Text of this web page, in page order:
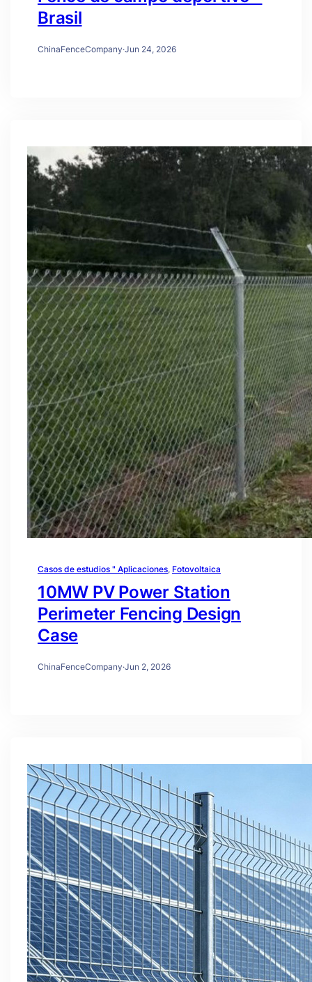
Brasil
ChinaFenceCompany·Jun 24, 2026
Casos de estudios " Aplicaciones, Fotovoltaica
10MW PV Power Station
Perimeter Fencing Design
Case
ChinaFenceCompany·Jun 2, 2026